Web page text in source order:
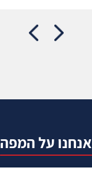
אנחנו על המפה